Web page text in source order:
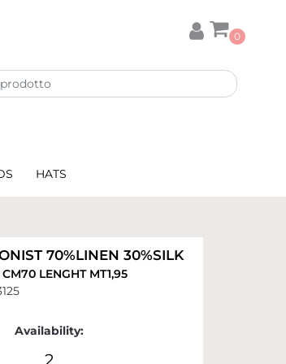
0
HATS
70%LINEN 30%SILK
LENGHT MT1,95
Availability: